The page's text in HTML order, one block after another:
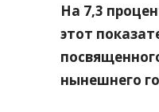
На 7,3
этот
нынешнего